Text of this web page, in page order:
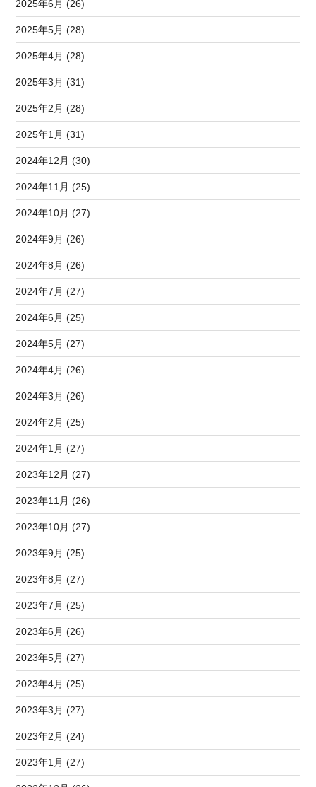
2025年6月 (26)
2025年5月 (28)
2025年4月 (28)
2025年3月 (31)
2025年2月 (28)
2025年1月 (31)
2024年12月 (30)
2024年11月 (25)
2024年10月 (27)
2024年9月 (26)
2024年8月 (26)
2024年7月 (27)
2024年6月 (25)
2024年5月 (27)
2024年4月 (26)
2024年3月 (26)
2024年2月 (25)
2024年1月 (27)
2023年12月 (27)
2023年11月 (26)
2023年10月 (27)
2023年9月 (25)
2023年8月 (27)
2023年7月 (25)
2023年6月 (26)
2023年5月 (27)
2023年4月 (25)
2023年3月 (27)
2023年2月 (24)
2023年1月 (27)